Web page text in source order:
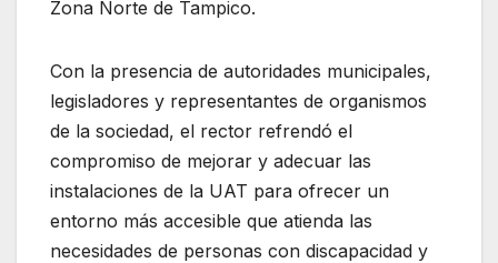
Zona Norte de Tampico.
Con la presencia de autoridades municipales,
legisladores y representantes de organismos
de la sociedad, el rector refrendó el
compromiso de mejorar y adecuar las
instalaciones de la UAT para ofrecer un
entorno más accesible que atienda las
necesidades de personas con discapacidad y